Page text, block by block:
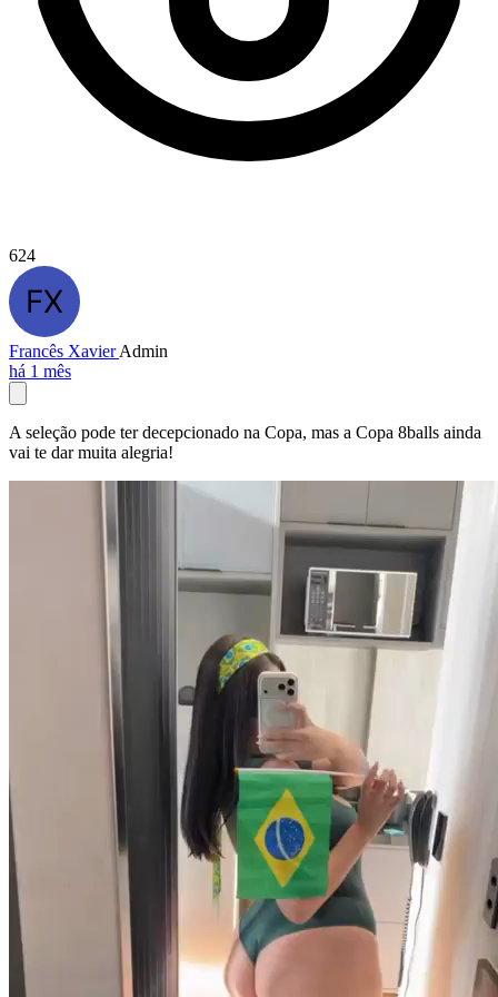
624
Francês XavierAdmin
há 1 mês
A seleção pode ter decepcionado na Copa, mas a Copa 8balls ainda
vai te dar muita alegria!